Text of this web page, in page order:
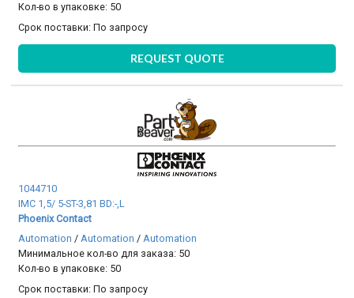
Кол-во в упаковке: 50
Срок поставки:По запросу
REQUEST QUOTE
1044710
IMC 1,5/ 5-ST-3,81 BD:-,L
Phoenix Contact
Automation /Automation /Automation
Минимальное кол-во для заказа: 50
Кол-во в упаковке: 50
Срок поставки:По запросу